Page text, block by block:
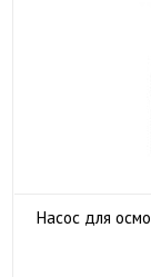
Насос для